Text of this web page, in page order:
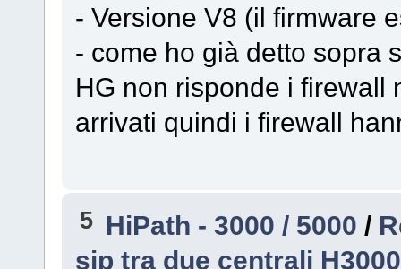
- Versione V8 (il firmware
- come ho già detto sopra
HG non risponde i firewall
arrivati quindi i firewall
5 HiPath - 3000 / 5000 /
sip tra due centrali H3000